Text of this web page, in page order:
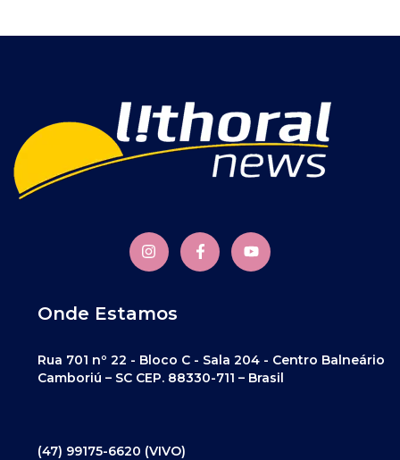
Onde Estamos
Rua 701 nº 22 - Bloco C - Sala 204 - Centro Balneário
Camboriú – SC CEP. 88330-711 – Brasil
(47) 99175-6620 (VIVO)